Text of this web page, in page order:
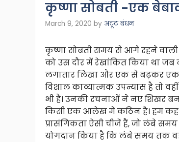
कृष्णा सोबती -एक
March 9, 2020 by अटूट बंधन
कृष्णा सोबती समय से आगे रहने वाली
को उस दौर में रेखांकित किया था जब
लगातार लिखा और एक से बढ़कर एक
विशाल काव्यात्मक उपन्यास है तो
भी हैं। उनकी रचनाओं ने नए शिखर
किसी एक आलेख में कठिन है। हम कह
प्रासंगिकता ऐसी चीजें हैं, जो लंबे
योगदान किया है कि लंबे समय तक